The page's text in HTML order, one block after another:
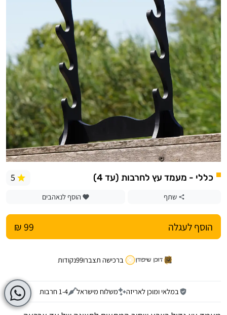
כללי - מעמד עץ לחרבות (עד 4) 5
שתף הוסף לנאהבים
הוסף לעגלה 99 ₪
ברכישה תצברו99נקודות
במלאי ומוכן לאריזה משלוח מישראל 1-4 חרבות